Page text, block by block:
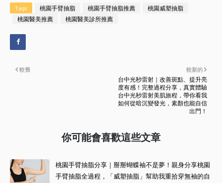
Tags 桃園手臂抽脂 桃園手臂抽脂推薦
桃園威塑抽脂
桃園醫美推薦
桃園醫美診所推薦
較新的
台中光秒雷射｜改善斑點、提升亮
度有感！完整過程分享，真實體驗
台中光秒雷射美肌旅程，帶你看我
如何從暗沉變發光，素顏也能自信
出門！
較舊
你可能會喜歡這些文章
桃園手臂抽脂分享｜掰掰蝴蝶袖不是夢！親身分享桃園
手臂抽脂全過程，「威塑抽脂」幫助我重拾穿無袖的自